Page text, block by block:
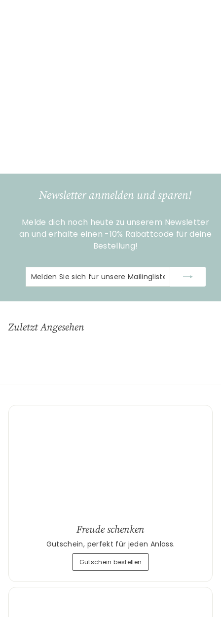
9
Newsletter anmelden und sparen!
Melde dich noch heute zu unserem Newsletter
an und erhalte einen -10% Rabattcode für deine
Bestellung!
Melden
Sie
für
Abonnieren
Zuletzt Angesehen
Freude schenken
Gutschein, perfekt für jeden Anlass.
Gutschein bestellen